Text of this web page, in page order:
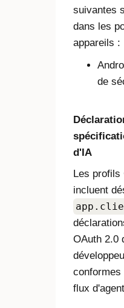
suivantes
dans les
appareils :
de
d'IA
Les profils
incluent
OAuth 2.0
conformes
flux